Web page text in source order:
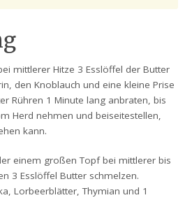
mittlerer Hitze 3 Esslöffel der Butter
den Knoblauch und eine kleine Prise
Rühren 1 Minute lang anbraten, bis
Herd nehmen und beiseitestellen,
kann.
einem großen Topf bei mittlerer bis
3 Esslöffel Butter schmelzen.
Lorbeerblätter, Thymian und 1